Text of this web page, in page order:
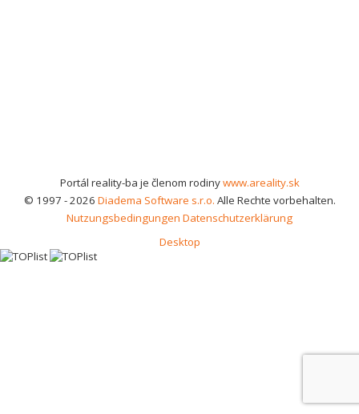
Portál reality-ba je členom rodinywww.areality.sk
© 1997 - 2026 Diadema Software s.r.o. Alle Rechte vorbehalten.
Nutzungsbedingungen Datenschutzerklärung
Desktop